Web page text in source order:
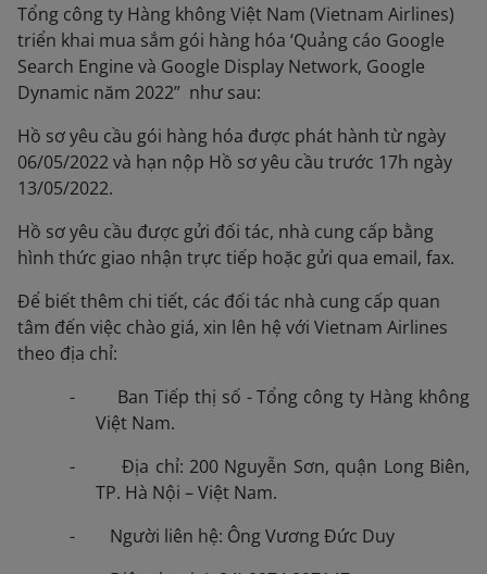
Tổng công ty Hàng không Việt Nam (Vietnam Airlines)
triển khai mua sắm gói hàng hóa ‘Quảng cáo Google
Search Engine và Google Display Network, Google
Dynamic năm 2022” như sau:
Hồ sơ yêu cầu gói hàng hóa được phát hành từ ngày
06/05/2022 và hạn nộp Hồ sơ yêu cầu trước 17h ngày
13/05/2022.
Hồ sơ yêu cầu được gửi đối tác, nhà cung cấp bằng
hình thức giao nhận trực tiếp hoặc gửi qua email, fax.
Để biết thêm chi tiết, các đối tác nhà cung cấp quan
tâm đến việc chào giá, xin lên hệ với Vietnam Airlines
theo địa chỉ:
- Ban Tiếp thị số - Tổng công ty Hàng không
Việt Nam.
- Địa chỉ: 200 Nguyễn Sơn, quận Long Biên,
TP. Hà Nội – Việt Nam.
- Người liên hệ: Ông Vương Đức Duy